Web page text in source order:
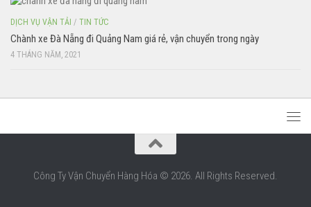
DỊCH VỤ VẬN TẢI / TIN TỨC
Chành xe Đà Nẵng đi Quảng Nam giá rẻ, vận chuyển trong ngày
4 THÁNG NĂM, 2021
Công Ty Vận Chuyển Hàng Hóa © 2026. All Rights Reserved.